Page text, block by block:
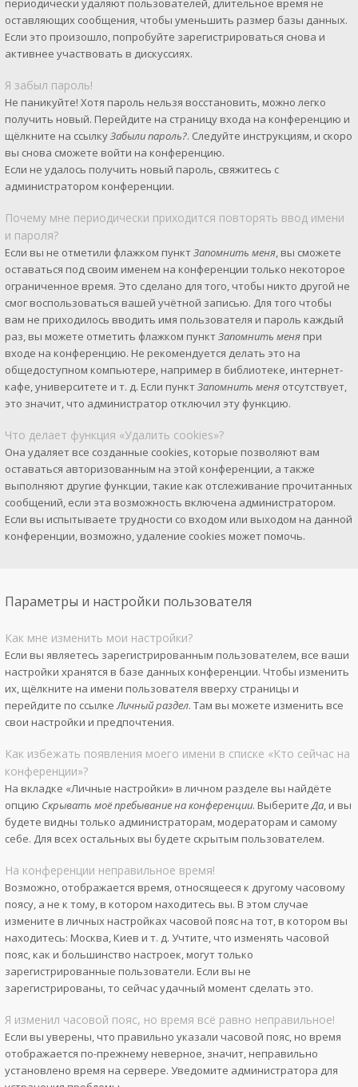
периодически удаляют пользователей, длительное время не
оставляющих сообщения, чтобы уменьшить размер базы данных.
Если это произошло, попробуйте зарегистрироваться снова и
активнее участвовать в дискуссиях.
Я забыл пароль!
Не паникуйте! Хотя пароль нельзя восстановить, можно легко
получить новый. Перейдите на страницу входа на конференцию и
щёлкните на ссылкуЗабыли пароль?. Следуйте инструкциям, и скоро
вы снова сможете войти на конференцию.
Если не удалось получить новый пароль, свяжитесь с
администратором конференции.
Почему мне периодически приходится повторять ввод имени
и пароля?
Если вы не отметили флажком пунктЗапомнить меня, вы сможете
оставаться под своим именем на конференции только некоторое
ограниченное время. Это сделано для того, чтобы никто другой не
смог воспользоваться вашей учётной записью. Для того чтобы
вам не приходилось вводить имя пользователя и пароль каждый
раз, вы можете отметить флажком пунктЗапомнить меня при
входе на конференцию. Не рекомендуется делать это на
общедоступном компьютере, например в библиотеке, интернет-
кафе, университете и т. д. Если пунктЗапомнить меня отсутствует,
это значит, что администратор отключил эту функцию.
Что делает функция «Удалить cookies»?
Она удаляет все созданные cookies, которые позволяют вам
оставаться авторизованным на этой конференции, а также
выполняют другие функции, такие как отслеживание прочитанных
сообщений, если эта возможность включена администратором.
Если вы испытываете трудности со входом или выходом на данной
конференции, возможно, удаление cookies может помочь.
Параметры и настройки пользователя
Как мне изменить мои настройки?
Если вы являетесь зарегистрированным пользователем, все ваши
настройки хранятся в базе данных конференции. Чтобы изменить
их, щёлкните на имени пользователя вверху страницы и
перейдите по ссылкеЛичный раздел. Там вы можете изменить все
свои настройки и предпочтения.
Как избежать появления моего имени в списке «Кто сейчас на
конференции»?
На вкладке «Личные настройки» в личном разделе вы найдёте
опцию Скрывать моё пребывание на конференции. ВыберитеДа, и вы
будете видны только администраторам, модераторам и самому
себе. Для всех остальных вы будете скрытым пользователем.
На конференции неправильное время!
Возможно, отображается время, относящееся к другому часовому
поясу, а не к тому, в котором находитесь вы. В этом случае
измените в личных настройках часовой пояс на тот, в котором вы
находитесь: Москва, Киев и т. д. Учтите, что изменять часовой
пояс, как и большинство настроек, могут только
зарегистрированные пользователи. Если вы не
зарегистрированы, то сейчас удачный момент сделать это.
Я изменил часовой пояс, но время всё равно неправильное!
Если вы уверены, что правильно указали часовой пояс, но время
отображается по-прежнему неверное, значит, неправильно
установлено время на сервере. Уведомите администратора для